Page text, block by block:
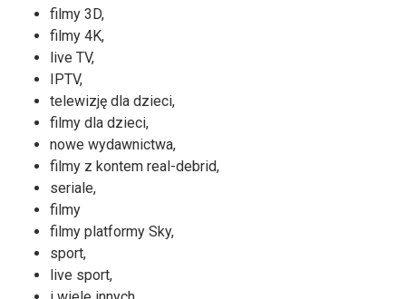
filmy 3D,
filmy 4K,
live TV,
IPTV,
telewizję dla dzieci,
filmy dla dzieci,
nowe wydawnictwa,
filmy z kontem real-debrid,
seriale,
filmy
filmy platformy Sky,
sport,
live sport,